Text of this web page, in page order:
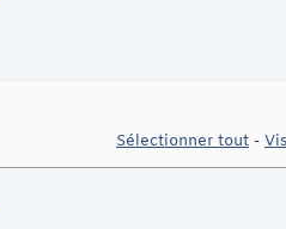
Sélectionner tout -